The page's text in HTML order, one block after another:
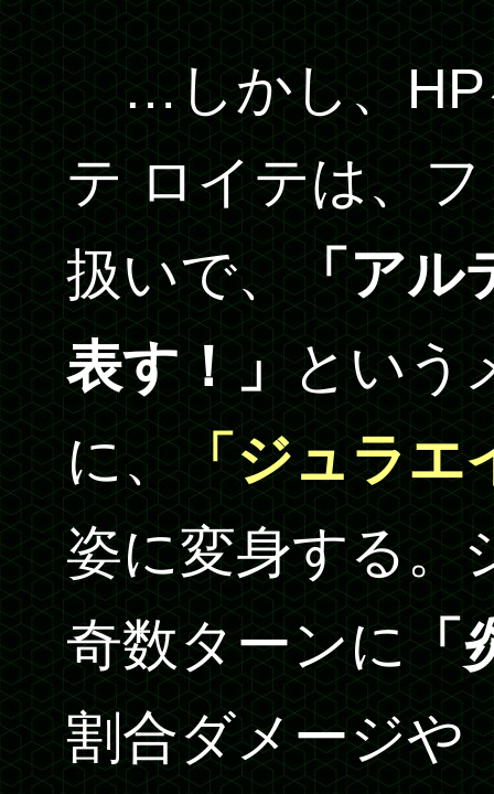
…しかし、HP
テ ロイテは、
扱いで、「アル
表す！」という
に、「ジュラエ
姿に変身する。
奇数ターンに「
割合ダメージや